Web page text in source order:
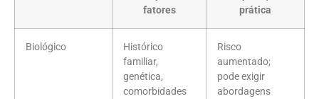
fatores
prática
Biológico
Histórico
familiar,
genética,
comorbidades
Risco
aumentado;
pode exigir
abordagens